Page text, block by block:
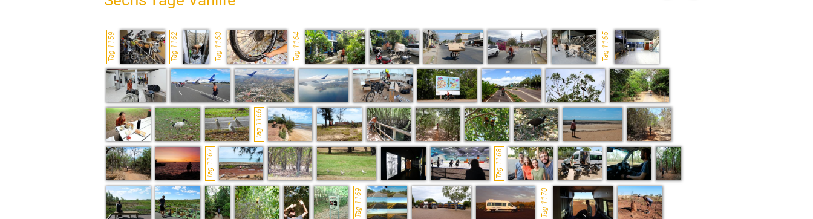
Tag 1159 Tag 1162 Tag 1163 Tag 1164 Tag 1165
Tag 1166
Tag 1167
Tag 1168
Tag 1169
Tag 1170